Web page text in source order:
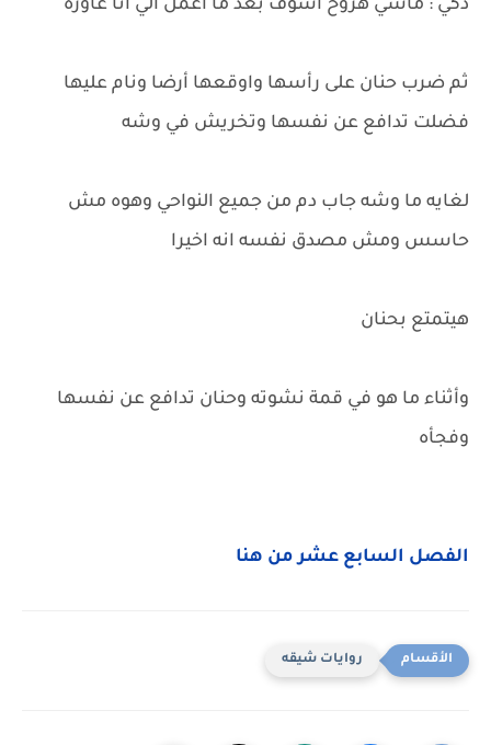
ذكي : ماشي هروح اشوف بعد ما اعمل الي انا عاوزه
ثم ضرب حنان على رأسها واوقعها أرضا ونام عليها
فضلت تدافع عن نفسها وتخريش في وشه
لغايه ما وشه جاب دم من جميع النواحي وهوه مش
حاسس ومش مصدق نفسه انه اخيرا
هيتمتع بحنان
وأثناء ما هو في قمة نشوته وحنان تدافع عن نفسها
وفجأه
الفصل السابع عشر من هنا
روايات شيقه